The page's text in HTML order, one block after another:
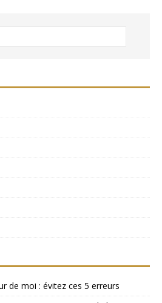
de moi : évitez ces 5 erreurs